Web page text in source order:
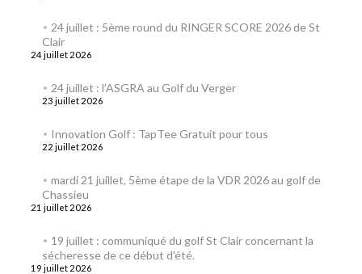
24 juillet : 5ème round du RINGER SCORE 2026 de St
Clair
24 juillet 2026
24 juillet : l’ASGRA au Golf du Verger
23 juillet 2026
Innovation Golf : TapTee Gratuit pour tous
22 juillet 2026
mardi 21 juillet, 5ème étape de la VDR 2026 au golf de
Chassieu
21 juillet 2026
19 juillet : communiqué du golf St Clair concernant la
sécheresse de ce début d’été.
19 juillet 2026